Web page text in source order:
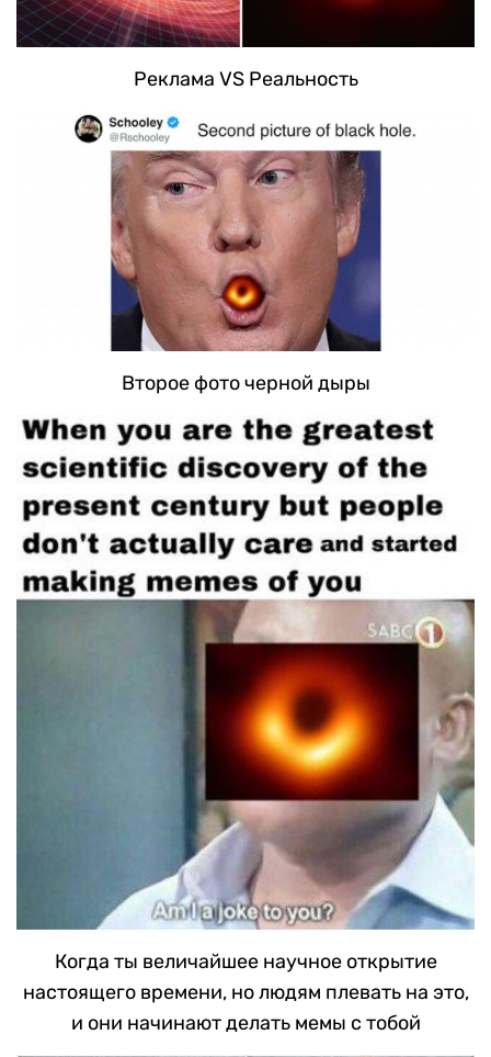
Реклама VS Реальность
Второе фото черной дыры
Когда ты величайшее научное открытие
настоящего времени, но людям плевать на это,
и они начинают делать мемы с тобой